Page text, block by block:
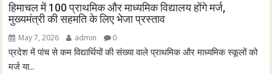
हिमाचल में 100 प्राथमिक और माध्यमिक विद्यालय होंगे मर्ज,
मुख्यमंत्री की सहमति के लिए भेजा प्रस्ताव
May 7, 2026 admin 0
प्रदेश में पांच से कम विद्यार्थियों की संख्या वाले प्राथमिक और माध्यमिक स्कूलों को
मर्ज या...